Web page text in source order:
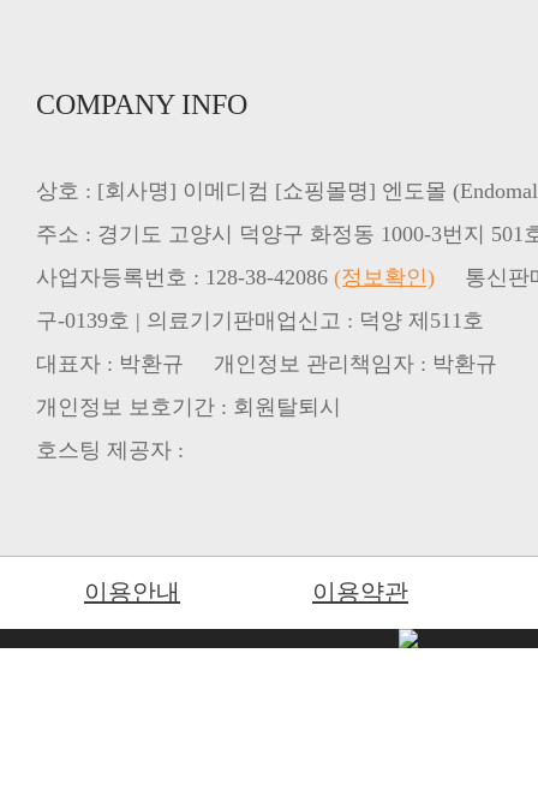
COMPANY INFO
상호 : [회사명] 이메디컴 [쇼핑몰명] 엔도몰
주소 : 경기도 고양시 덕양구 화정동 1000-3번지 501
사업자등록번호 : 128-38-42086 (정보확인) 통신판
구-0139호 | 의료기기판매업신고 : 덕양 제511호
대표자 : 박환규 개인정보 관리책임자 : 박환규
개인정보 보호기간 : 회원탈퇴시
호스팅 제공자 :
이용안내 이용약관